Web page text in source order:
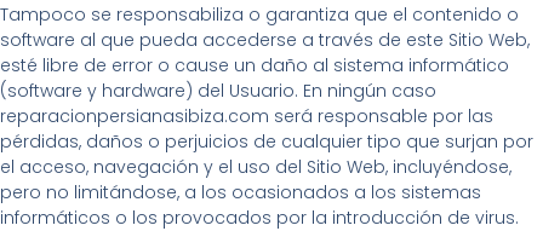
Tampoco se responsabiliza o garantiza que el contenido o
software al que pueda accederse a través de este Sitio Web,
esté libre de error o cause un daño al sistema informático
(software y hardware) del Usuario. En ningún caso
reparacionpersianasibiza.com será responsable por las
pérdidas, daños o perjuicios de cualquier tipo que surjan por
el acceso, navegación y el uso del Sitio Web, incluyéndose,
pero no limitándose, a los ocasionados a los sistemas
informáticos o los provocados por la introducción de virus.